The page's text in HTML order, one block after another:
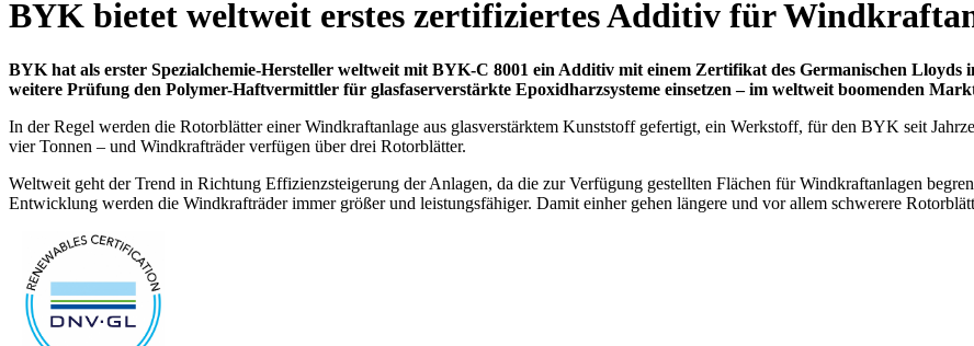
BYK bietet weltweit erstes zertifiziertes Additiv für
BYK hat als erster Spezialchemie-Hersteller weltweit mit BYK-C 8001 ein Additiv mit einem Zertifikat des Germanischen
weitere Prüfung den Polymer-Haftvermittler für glasfaserverstärkte Epoxidharzsysteme einsetzen – im weltweit boomenden
In der Regel werden die Rotorblätter einer Windkraftanlage aus glasverstärktem Kunststoff gefertigt, ein Werkstoff, für den BYK seit
vier Tonnen – und Windkrafträder verfügen über drei Rotorblätter.
Weltweit geht der Trend in Richtung Effizienzsteigerung der Anlagen, da die zur Verfügung gestellten Flächen für Windkraftanlagen
Entwicklung werden die Windkrafträder immer größer und leistungsfähiger. Damit einher gehen längere und vor allem schwerere